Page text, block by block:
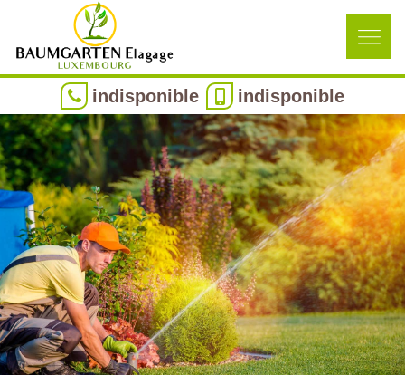
indisponible indisponible